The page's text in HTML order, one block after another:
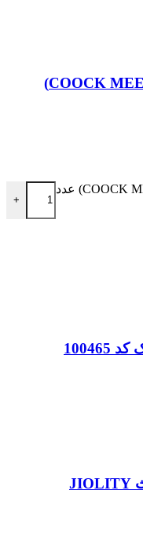
+
محیط کشت جیولیتی کانتونی براث JIOLITY